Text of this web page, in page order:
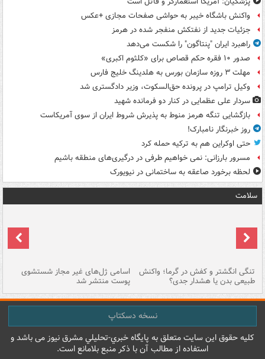
واکنش باشگاه خیبر به حواشی صفحات مجازی +عکس
جزئیات جدید از نفتکش منفجر شده در هرمز
راهبرد ایران "پنتاگون" را شکست می‌دهد
صدور ۱۰ فقره حکم قصاص برای «کلثوم اکبری»
مهلت ۳ روزه سازمان بورس به هلدینگ خلیج فارس
وکیل ترامپ در پرونده حق‌السکوت، وزیر دادگستری شد
سردار علی عظمایی در کنار دو فرمانده شهید
بازگشایی تنگه هرمز منوط به پذیرش شروط ایران از سوی آمریکاست
روز خبرنگار نامبارک!
حتی اوکراین هم به ترکیه حمله کرد
مسرور بارزانی: نمی خواهیم طرفی در درگیری‌های منطقه باشیم
لحظه برخورد صاعقه به ساختمانی در نیویورک
سلامت
تنگی انگشتر و کفش در گرما؛ واکنش
طبیعی بدن یا هشدار جدی؟
اسامی ژل‌های غیر مجاز شستشوی
پوست منتشر شد
نسخه دسکتاپ
کليه حقوق اين سايت متعلق به پایگاه خبري-تحليلي مشرق نيوز می باشد و
استفاده از مطالب آن با ذکر منبع بلامانع است.